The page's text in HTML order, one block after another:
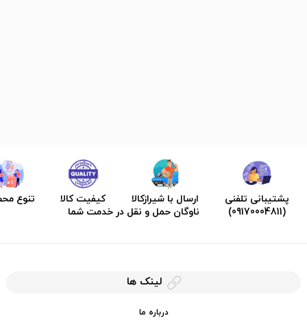
پشتیبانی تلفنی
(09170004811)
ارسال با شیرازکالا
ناوگان حمل و نقل در خدمت شما
کیفیت کالا تنوع
لینک ها
درباره ما